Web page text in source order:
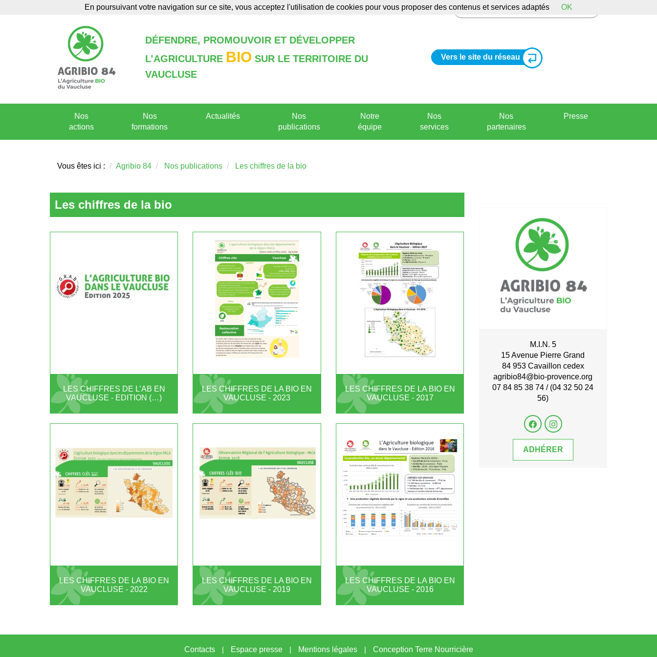
Agenda Annuaire Annonces Formations Publications
DÉFENDRE, PROMOUVOIR ET DÉVELOPPER
L’AGRICULTURE BIO SUR LE TERRITOIRE DU
VAUCLUSE
Vers le site du réseau
Nos
actions
Nos
formations
Actualités
Nos
publications
Notre
équipe
Nos
services
Nos
partenaires
Presse
Vous êtes ici : Agribio 84 Nos publications Les chiffres de la bio
Les chiffres de la bio
LES CHIFFRES DE L’AB EN
VAUCLUSE - EDITION (…)
LES CHIFFRES DE LA BIO EN
VAUCLUSE - 2023
LES CHIFFRES DE LA BIO EN
VAUCLUSE - 2017
LES CHIFFRES DE LA BIO EN
VAUCLUSE - 2022
LES CHIFFRES DE LA BIO EN
VAUCLUSE - 2019
LES CHIFFRES DE LA BIO EN
VAUCLUSE - 2016
M.I.N. 5
15 Avenue Pierre Grand
84 953 Cavaillon cedex
agribio84@bio-provence.org
07 84 85 38 74 / (04 32 50 24
56)
ADHÉRER
Contacts | Espace presse | Mentions légales | Conception Terre Nourricière
En poursuivant votre navigation sur ce site, vous acceptez l'utilisation de cookies pour vous proposer des contenus et services adaptés OK